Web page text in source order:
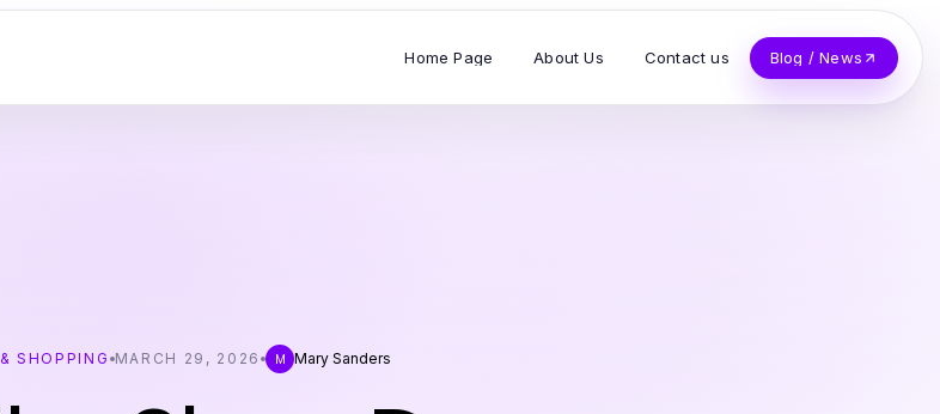
Home Page About Us Contact us Blog / News
SHOPPING MARCH 29, 2026 M Mary Sanders